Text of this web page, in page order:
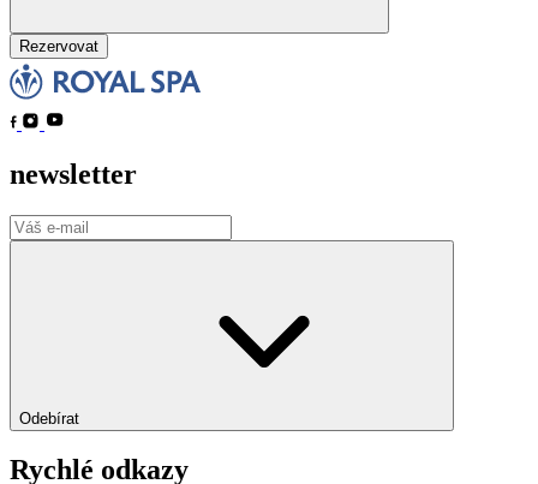
Rezervovat
newsletter
Odebírat
Rychlé odkazy